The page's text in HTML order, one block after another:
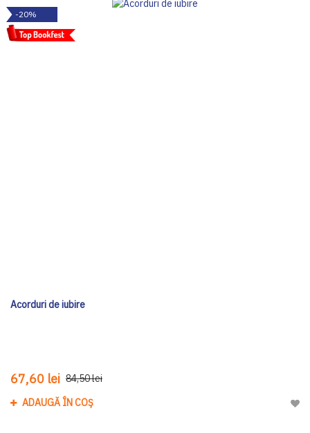
-20%
Acorduri de iubire
67,60 lei 84,50 lei
ADAUGĂ ÎN COȘ